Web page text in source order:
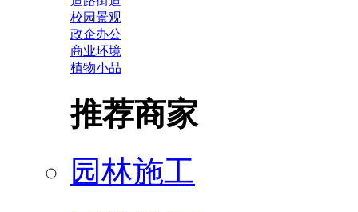
校园景观
政企办公
商业环境
植物小品
推荐商家
园林施工